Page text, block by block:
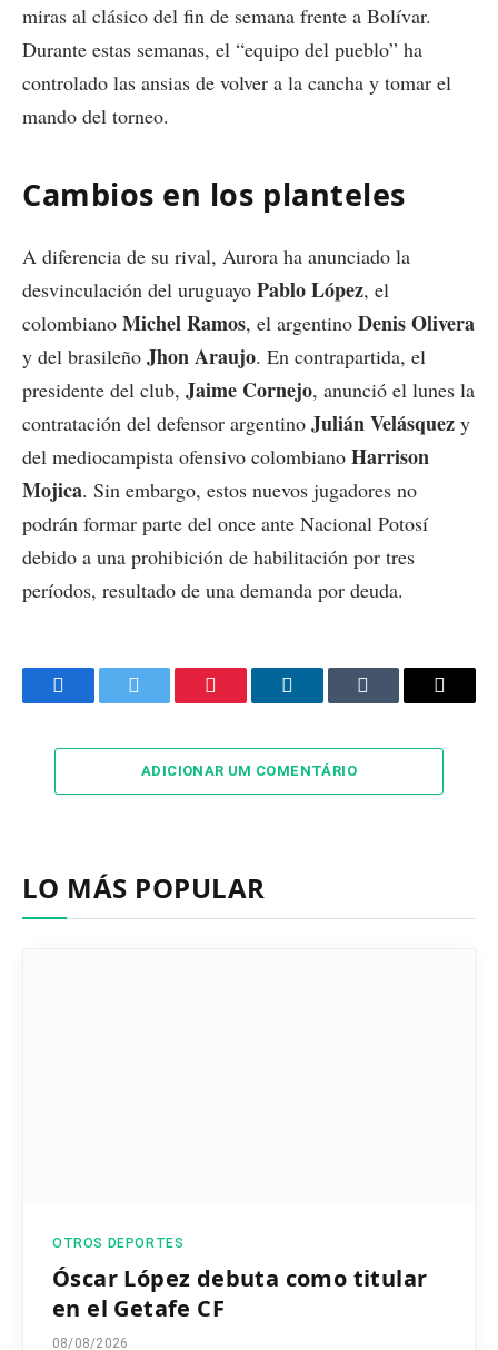
miras al clásico del fin de semana frente a Bolívar.
Durante estas semanas, el “equipo del pueblo” ha
controlado las ansias de volver a la cancha y tomar el
mando del torneo.
Cambios en los planteles
A diferencia de su rival, Aurora ha anunciado la
desvinculación del uruguayo Pablo López, el
colombiano Michel Ramos, el argentino Denis Olivera
y del brasileño Jhon Araujo. En contrapartida, el
presidente del club, Jaime Cornejo, anunció el lunes la
contratación del defensor argentino Julián Velásquez y
del mediocampista ofensivo colombiano Harrison
Mojica. Sin embargo, estos nuevos jugadores no
podrán formar parte del once ante Nacional Potosí
debido a una prohibición de habilitación por tres
períodos, resultado de una demanda por deuda.
FacebookTwitter Pinterest LinkedInTumblr Email
ADICIONAR UM COMENTÁRIO
LO MÁS POPULAR
OTROS DEPORTES
Óscar López debuta como titular
en el Getafe CF
08/08/2026